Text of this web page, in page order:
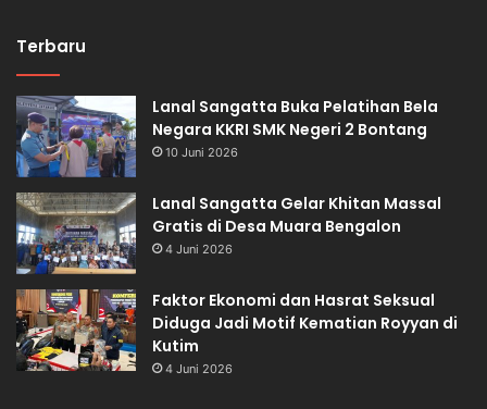
Terbaru
Lanal Sangatta Buka Pelatihan Bela
Negara KKRI SMK Negeri 2 Bontang
10 Juni 2026
Lanal Sangatta Gelar Khitan Massal
Gratis di Desa Muara Bengalon
4 Juni 2026
Faktor Ekonomi dan Hasrat Seksual
Diduga Jadi Motif Kematian Royyan di
Kutim
4 Juni 2026